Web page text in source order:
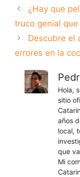
¿Hay que
truco genial
Descubre el
errores en la
Hola,
sitio
años
local,
que
Mi